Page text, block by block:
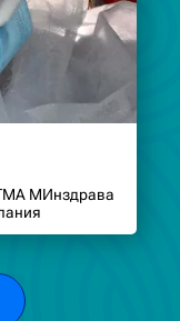
МИнздрава